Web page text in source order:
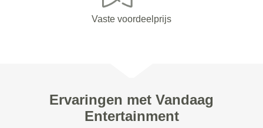
Vaste voordeelprijs
Ervaringen met Vandaag
Entertainment